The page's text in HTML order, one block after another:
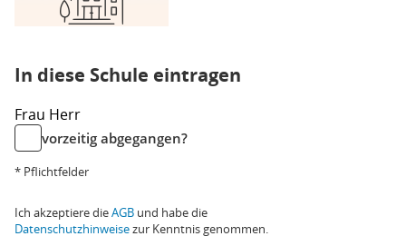
In diese Schule eintragen
Frau Herr
vorzeitig abgegangen?
* Pflichtfelder
Ich akzeptiere dieAGB und habe die
Datenschutzhinweisezur Kenntnis genommen.